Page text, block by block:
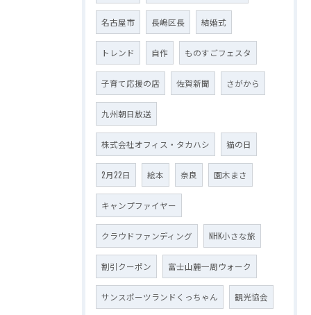
名古屋市 長嶋区長 結婚式
トレンド 自作 ものすごフェスタ
子育て応援の店 佐賀新聞 さがから
九州朝日放送
株式会社オフィス・タカハシ 猫の日
2月22日 絵本 奈良 園木まさ
キャンプファイヤー
クラウドファンディング NHK小さな旅
割引クーポン 富士山麓一周ウォーク
サンスポーツランドくっちゃん 観光協会